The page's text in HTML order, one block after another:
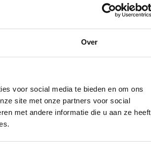
Over
voor social media te bieden en om ons
site met onze partners voor social
met andere informatie die u aan ze heeft